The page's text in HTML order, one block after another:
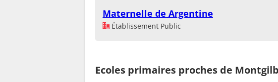
Maternelle de Argentine
Établissement Public
Ecoles primaires proches de